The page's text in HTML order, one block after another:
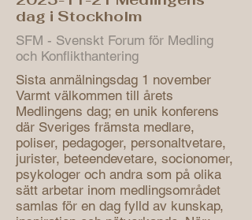
dag i Stockholm
SFM - Svenskt Forum för Medling
och Konflikthantering
Sista anmälningsdag 1 november
Varmt välkommen till årets
Medlingens dag; en unik konferens
där Sveriges främsta medlare,
poliser, pedagoger, personaltvetare,
jurister, beteendevetare, socionomer,
psykologer och andra som på olika
sätt arbetar inom medlingsområdet
samlas för en dag fylld av kunskap,